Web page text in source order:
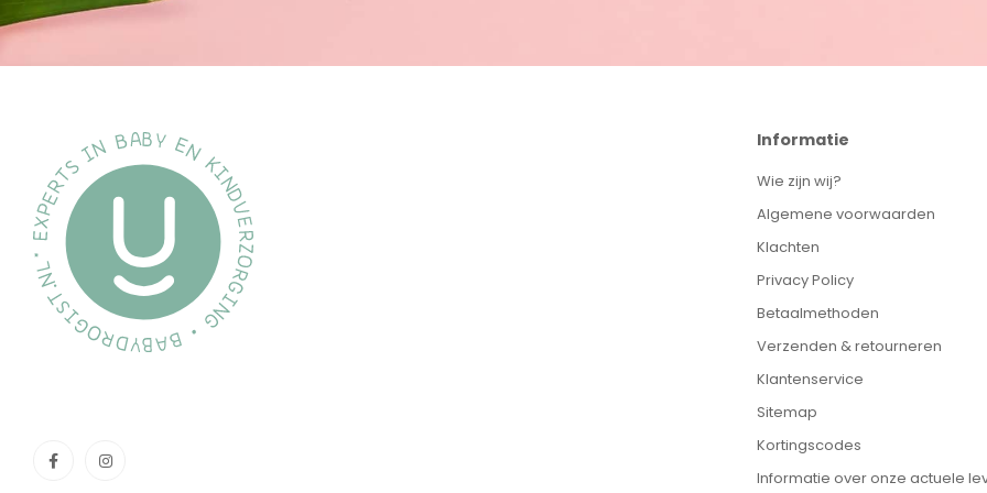
Informatie
Wie zijn wij?
Algemene voorwaarden
Klachten
Privacy Policy
Betaalmethoden
Verzenden & retourneren
Klantenservice
Sitemap
Kortingscodes
Informatie over onze actuele